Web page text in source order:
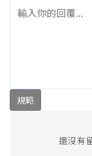
規範
還沒有